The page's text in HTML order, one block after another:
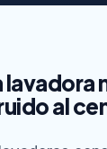
lavadora
al